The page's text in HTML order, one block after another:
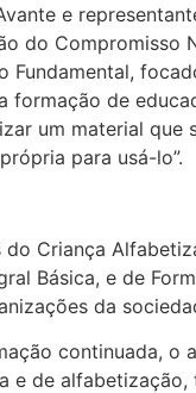
e
do Compromisso
Fundamental,
formação de
um material
para usá-lo”.
Criança
Básica, e de
da
continuada, o
e de